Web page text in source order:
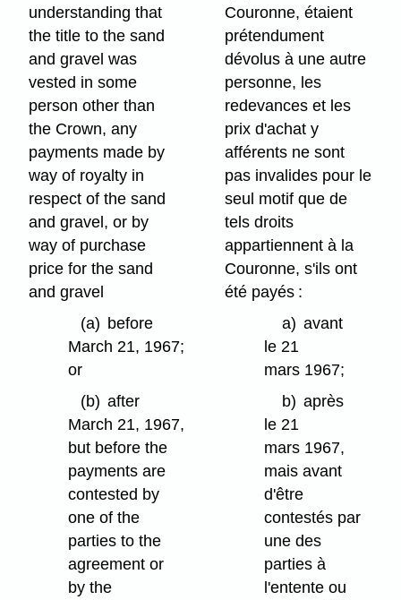
understanding that
the title to the sand
and gravel was
vested in some
person other than
the Crown, any
payments made by
way of royalty in
respect of the sand
and gravel, or by
way of purchase
price for the sand
and gravel
(a) before
March 21, 1967;
or
(b) after
March 21, 1967,
but before the
payments are
contested by
one of the
parties to the
agreement or
by the
Couronne, étaient
prétendument
dévolus à une autre
personne, les
redevances et les
prix d'achat y
afférents ne sont
pas invalides pour le
seul motif que de
tels droits
appartiennent à la
Couronne, s'ils ont
été payés :
a) avant
le 21
mars 1967;
b) après
le 21
mars 1967,
mais avant
d'être
contestés par
une des
parties à
l'entente ou